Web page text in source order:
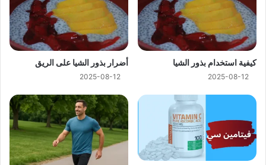
كيفية استخدام بذور الشيا
2025-08-12
أضرار بذور الشيا على الريق
2025-08-12